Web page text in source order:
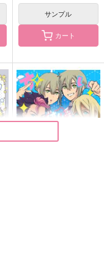
ふわふわ
Hozmic.
574円（税込）
燭台切光忠×大倶利伽羅
サンプル
カート